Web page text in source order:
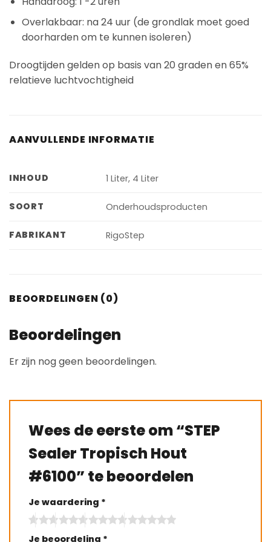
Overlakbaar: na 24 uur (de grondlak moet goed
doorharden om te kunnen isoleren)
Droogtijden gelden op basis van 20 graden en 65%
relatieve luchtvochtigheid
AANVULLENDE INFORMATIE
INHOUD 1 Liter, 4 Liter
SOORT Onderhoudsproducten
FABRIKANT RigoStep
BEOORDELINGEN (0)
Beoordelingen
Er zijn nog geen beoordelingen.
Wees de eerste om “STEP
Sealer Tropisch Hout
#6100” te beoordelen
Je waardering *
Je beoordeling *